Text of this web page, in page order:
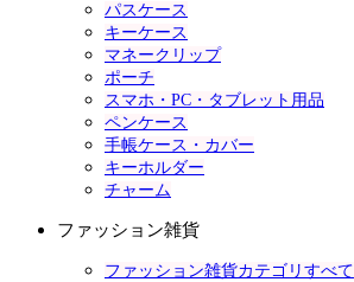
パスケース
キーケース
マネークリップ
ポーチ
スマホ・PC・タブレット用品
ペンケース
手帳ケース・カバー
キーホルダー
チャーム
ファッション雑貨
ファッション雑貨カテゴリすべて